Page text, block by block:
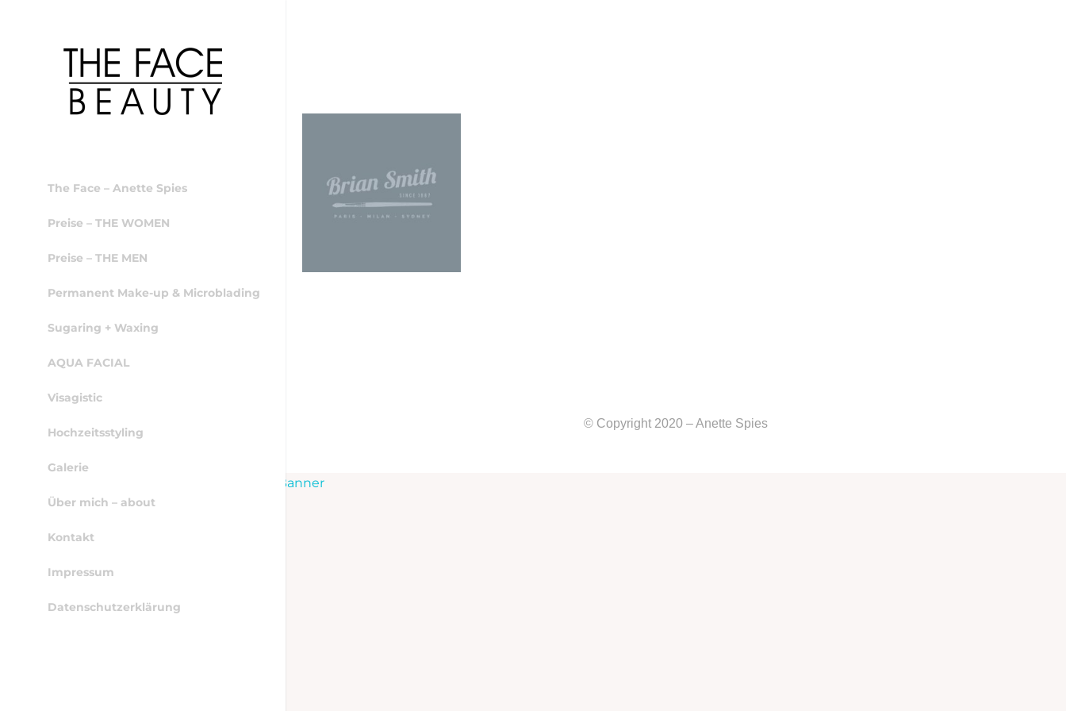
The Face – Anette Spies
Preise – THE WOMEN
Preise – THE MEN
Permanent Make-up & Microblading
Sugaring + Waxing
AQUA FACIAL
Visagistic
Hochzeitsstyling
Galerie
Über mich – about
Kontakt
Impressum
Datenschutzerklärung
© Copyright 2020 – Anette Spies
WordPress Cookie Hinweis von Real Cookie Banner